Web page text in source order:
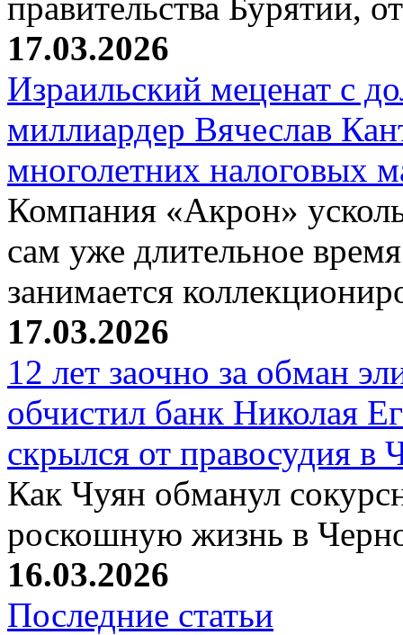
17.03.2026
Израильский меценат с
миллиардер Вячеслав
многолетних налоговых
Компания «Акрон»
сам уже длительное
занимается
17.03.2026
12 лет заочно за обман
обчистил банк Николая
скрылся от правосудия в
Как Чуян обманул
роскошную жизнь в
16.03.2026
Последние статьи